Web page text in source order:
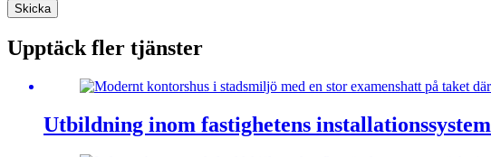
Skicka
Upptäck fler tjänster
Utbildning inom fastighetens installationssystem